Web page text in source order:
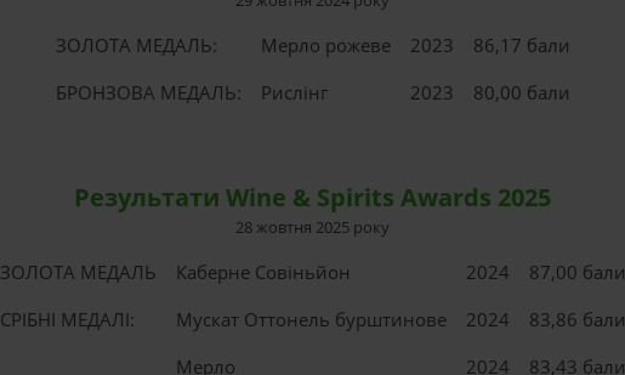
ЗОЛОТА МЕДАЛЬ: Мерло рожеве 2023
86,17 бали
БРОНЗОВА МЕДАЛЬ:
Рислінг 2023 80,00 бали
Результати Wine & Spirits Awards 2025
28 жовтня 2025 року
ЗОЛОТА МЕДАЛЬ Каберне Совіньйон 2024
87,00 бали
СРІБНІ МЕДАЛІ:
Мускат Оттонель бурштинове 2024
83,86 бали
Мерло
2024 83,43 бали